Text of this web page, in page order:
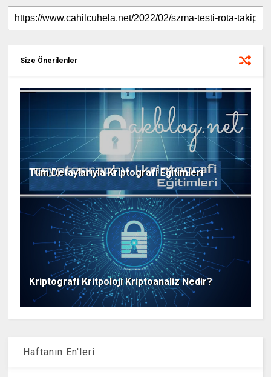
Size Önerilenler
Tüm Detaylarıyla Kriptografi Eğitimleri
Kriptografi Kritpoloji Kriptoanaliz Nedir?
Haftanın En'leri